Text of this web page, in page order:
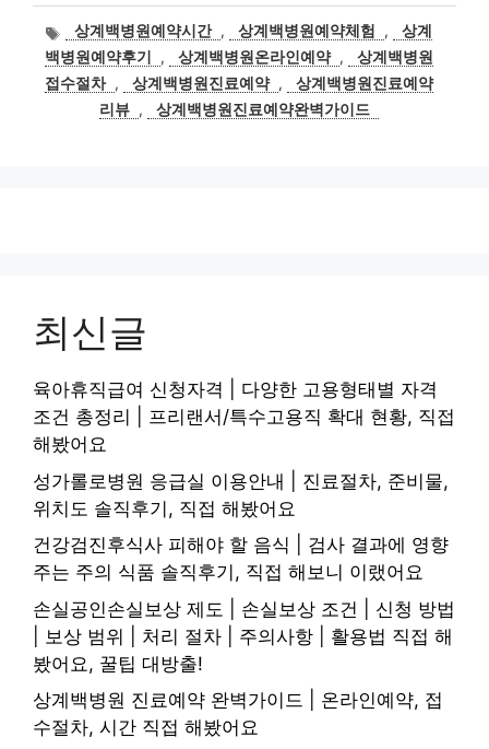
태
그
상계백병원예약시간 , 상계백병원예약체험 ,
상계
백병원예약후기
, 상계백병원온라인예약 ,
상계백병원
접수절차 , 상계백병원진료예약 ,
상계백병원진료예약
리뷰 , 상계백병원진료예약완벽가이드
최신글
육아휴직급여 신청자격 | 다양한 고용형태별 자격
조건 총정리 | 프리랜서/특수고용직 확대 현황, 직접
해봤어요
성가롤로병원 응급실 이용안내 | 진료절차, 준비물,
위치도 솔직후기, 직접 해봤어요
건강검진후식사 피해야 할 음식 | 검사 결과에 영향
주는 주의 식품 솔직후기, 직접 해보니 이랬어요
손실공인손실보상 제도 | 손실보상 조건 | 신청 방법
| 보상 범위 | 처리 절차 | 주의사항 | 활용법 직접 해
봤어요, 꿀팁 대방출!
상계백병원 진료예약 완벽가이드 | 온라인예약, 접
수절차, 시간 직접 해봤어요